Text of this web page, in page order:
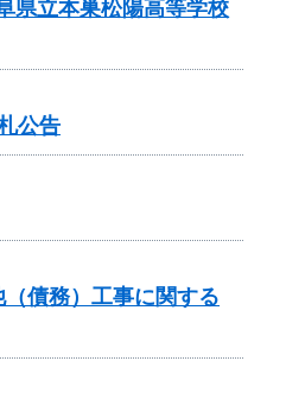
県立本巣松陽高等学校
公告
債務）工事に関する